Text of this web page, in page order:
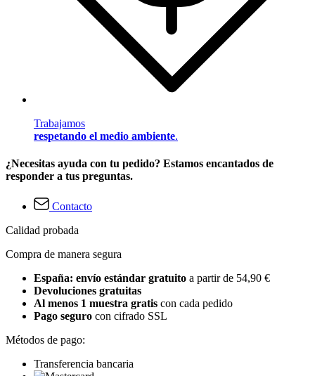
Trabajamos
respetando el medio ambiente.
¿Necesitas ayuda con tu pedido? Estamos encantados de
responder a tus preguntas.
Contacto
Calidad probada
Compra de manera segura
España: envío estándar gratuito a partir de 54,90 €
Devoluciones gratuitas
Al menos 1 muestra gratis con cada pedido
Pago seguro con cifrado SSL
Métodos de pago:
Transferencia bancaria